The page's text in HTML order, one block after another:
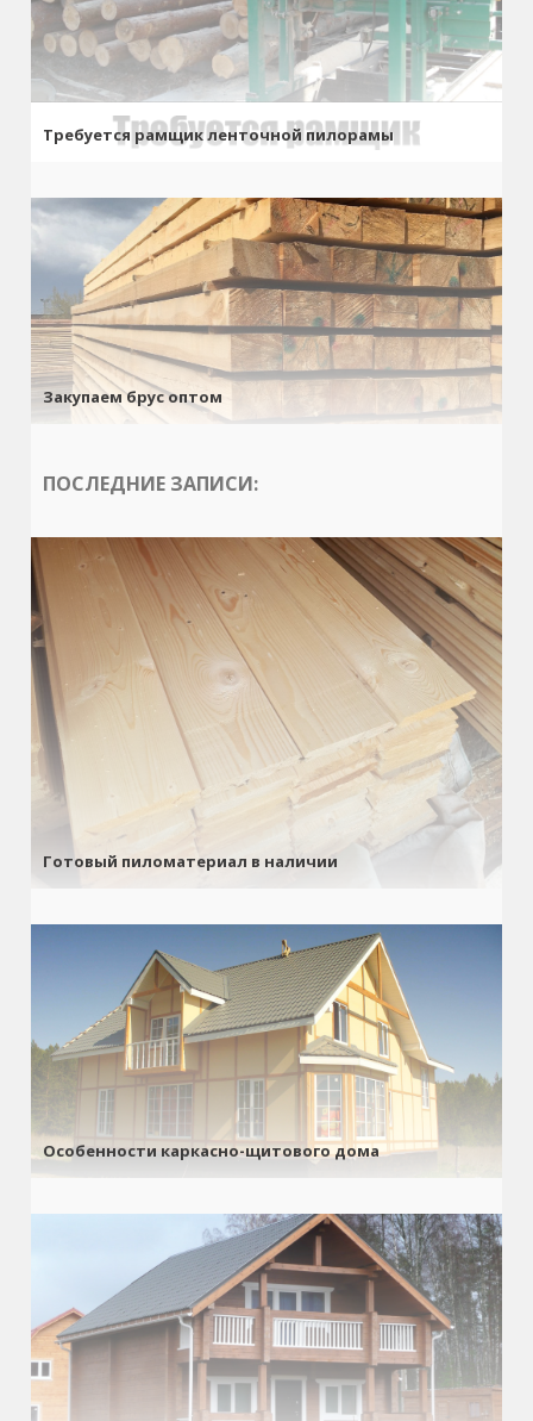
Требуется рамщик ленточной пилорамы
Закупаем брус оптом
ПОСЛЕДНИЕ ЗАПИСИ:
Готовый пиломатериал в наличии
Особенности каркасно-щитового дома